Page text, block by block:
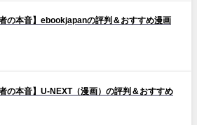
者の本音】ebookjapanの評判＆おすすめ漫画
者の本音】U-NEXT（漫画）の評判＆おすすめ